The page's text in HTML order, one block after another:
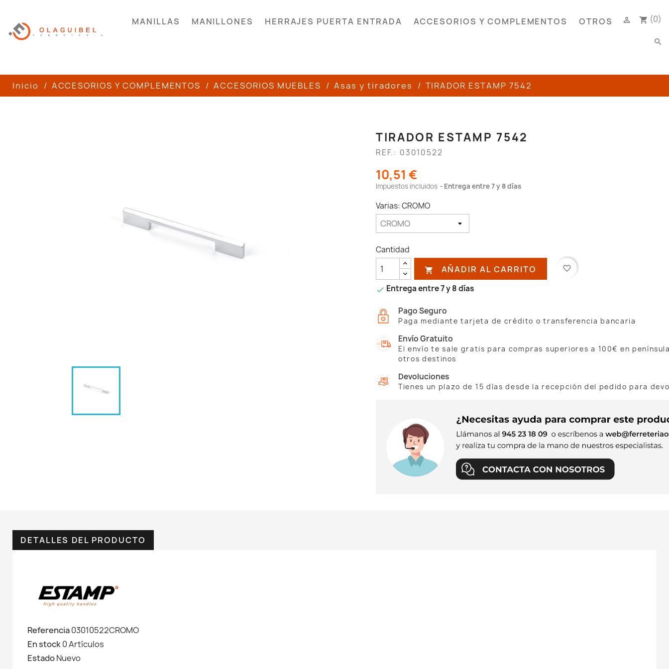
MANILLAS MANILLONES HERRAJES PUERTA ENTRADA ACCESORIOS Y COMPLEMENTOS OTROS shopping_cart (0)

search
Inicio ACCESORIOS Y COMPLEMENTOS ACCESORIOS MUEBLES Asas y tiradores TIRADOR ESTAMP 7542
TIRADOR ESTAMP 7542
REF.: 03010522
10,51 €
Impuestos incluidos Entrega entre 7 y 8 días
Varias: CROMO
Cantidad
 AÑADIR AL CARRITO favorite_border
 Entrega entre 7 y 8 días
Pago Seguro
Paga mediante tarjeta de crédito o transferencia bancaria
Envío Gratuito
El envío te sale gratis para compras superiores a 100€ en
otros destinos
Devoluciones
Tienes un plazo de 15 días desde la recepción del pedido para
DETALLES DEL PRODUCTO
Referencia03010522CROMO
En stock0 Artículos
EstadoNuevo